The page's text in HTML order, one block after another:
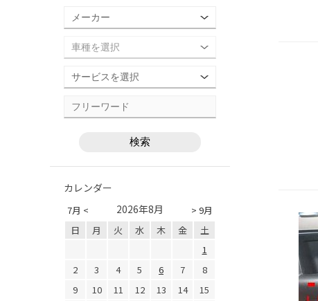
カレンダー
7月 < > 9月
2026年8月
日 月 火 水 木 金
土
1
2
3 4 5 6 7
8
9
10 11 12 13 14
15